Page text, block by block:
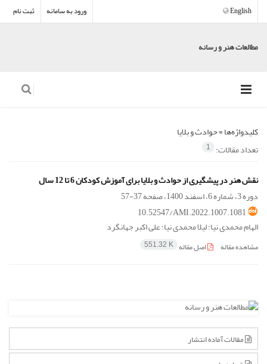
ورود به سامانه ثبت نام English
مطالعات هنر و رسانه
کلیدواژه‌ها =حوادث و بلایا
تعداد مقالات:
1
نقش هنر در پیشگیری از حوادث و بلایا برای آموزش کودکان 6 تا 12 سال
دوره 3، شماره 6، اسفند 1400، صفحه
37-57
10.52547/AMI.2022.1007.1081
الهام محمدی نیا؛ لیلا محمدی نیا؛ علی اکبر جهانگرد
مشاهده مقاله اصل مقاله 551.32 K
مقالات آماده انتشار